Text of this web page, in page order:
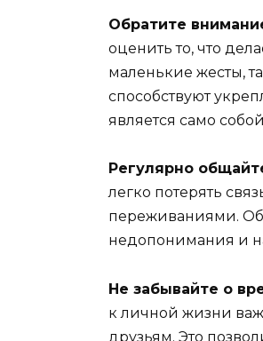
Обратите
оценить то, что
маленькие жесты,
способствуют
является само
Регулярно
легко потерять
переживаниями.
недопонимания и
Не забывайте о
к личной жизни
друзьям. Это